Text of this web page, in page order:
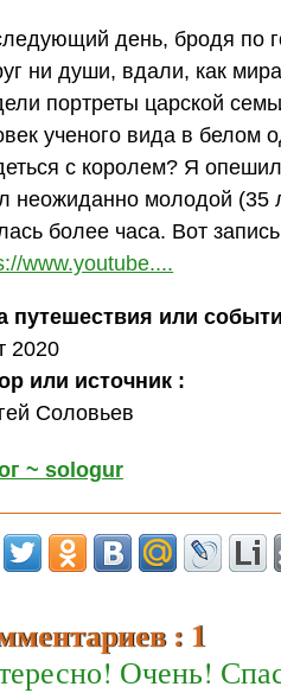
день, бродя по
ни души, вдали, как
портреты царской
ученого вида в белом
с королем? Я
неожиданно молодой (35
более часа. Вот запись
www.youtube....
путешествия или
2020
или источник :
Соловьев
~ sologur
: 1
Очень!